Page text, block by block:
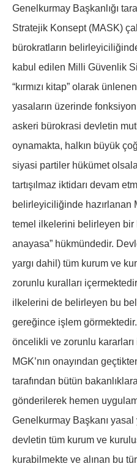
Genelkurmay Başkanlığı
Stratejik Konsept (MASK)
bürokratların
kabul edilen Milli Güvenlik
“kırmızı kitap” olarak
yasaların üzerinde
askeri bürokrasi devletin
oynamakta, halkın büyük
siyasi partiler hükümet
tartışılmaz iktidarı devam
belirleyiciliğinde hazırlanan
temel ilkelerini belirleyen bir
anayasa” hükmündedir.
yargı dahil) tüm kurum ve
zorunlu kuralları
ilkelerini de belirleyen bu
gereğince işlem
öncelikli ve zorunlu
MGK’nın onayından
tarafından bütün
gönderilerek hemen
Genelkurmay Başkanı
devletin tüm kurum ve
kurabilmekte ve alınan bu